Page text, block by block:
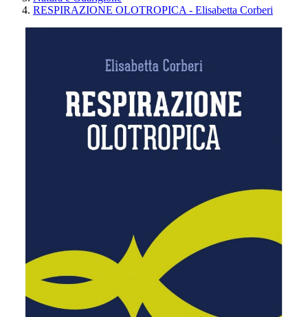
RESPIRAZIONE OLOTROPICA - Elisabetta Corberi